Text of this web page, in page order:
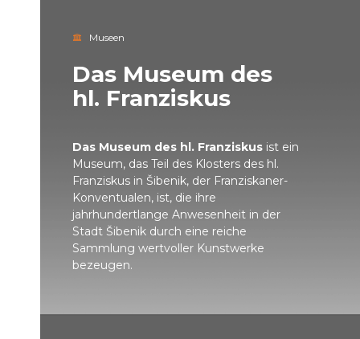
Museen
Das Museum des
hl. Franziskus
Das Museum des hl. Franziskus ist ein
Museum, das Teil des Klosters des hl.
Franziskus in Šibenik, der Franziskaner-
Konventualen, ist, die ihre
jahrhundertlange Anwesenheit in der
Stadt Šibenik durch eine reiche
Sammlung wertvoller Kunstwerke
bezeugen.